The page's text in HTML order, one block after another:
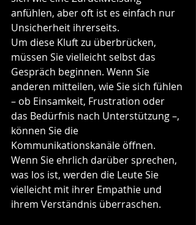
anfühlen, aber oft ist es einfach nur
Unsicherheit ihrerseits.
Um diese Kluft zu überbrücken,
müssen Sie vielleicht selbst das
Gespräch beginnen. Wenn Sie
anderen mitteilen, wie Sie sich fühlen
– ob Einsamkeit, Frustration oder
das Bedürfnis nach Unterstützung –,
können Sie die
Kommunikationskanäle öffnen.
Wenn Sie ehrlich darüber sprechen,
was los ist, werden die Leute Sie
vielleicht mit ihrer Empathie und
ihrem Verständnis überraschen.